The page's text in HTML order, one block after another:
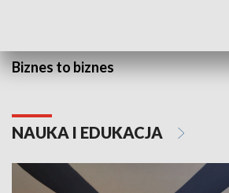
Biznes to biznes
NAUKA I EDUKACJA